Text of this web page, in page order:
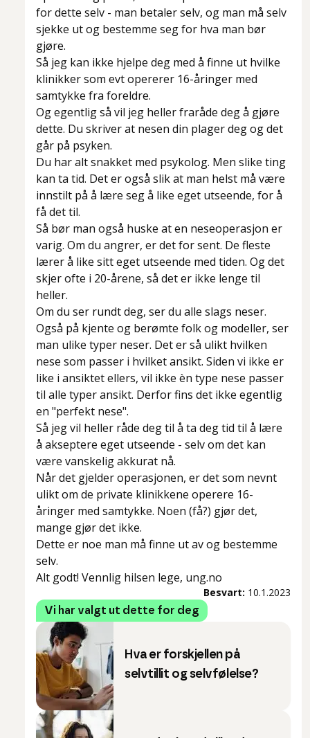
for dette selv - man betaler selv, og man må selv
sjekke ut og bestemme seg for hva man bør
gjøre.
Så jeg kan ikke hjelpe deg med å finne ut hvilke
klinikker som evt opererer 16-åringer med
samtykke fra foreldre.
Og egentlig så vil jeg heller fraråde deg å gjøre
dette. Du skriver at nesen din plager deg og det
går på psyken.
Du har alt snakket med psykolog. Men slike ting
kan ta tid. Det er også slik at man helst må være
innstilt på å lære seg å like eget utseende, for å
få det til.
Så bør man også huske at en neseoperasjon er
varig. Om du angrer, er det for sent. De fleste
lærer å like sitt eget utseende med tiden. Og det
skjer ofte i 20-årene, så det er ikke lenge til
heller.
Om du ser rundt deg, ser du alle slags neser.
Også på kjente og berømte folk og modeller, ser
man ulike typer neser. Det er så ulikt hvilken
nese som passer i hvilket ansikt. Siden vi ikke er
like i ansiktet ellers, vil ikke èn type nese passer
til alle typer ansikt. Derfor fins det ikke egentlig
en "perfekt nese".
Så jeg vil heller råde deg til å ta deg tid til å lære
å akseptere eget utseende - selv om det kan
være vanskelig akkurat nå.
Når det gjelder operasjonen, er det som nevnt
ulikt om de private klinikkene operere 16-
åringer med samtykke. Noen (få?) gjør det,
mange gjør det ikke.
Dette er noe man må finne ut av og bestemme
selv.
Alt godt! Vennlig hilsen lege, ung.no
Besvart: 10.1.2023
Vi har valgt ut dette for deg
Hva er forskjellen på
selvtillit og selvfølelse?